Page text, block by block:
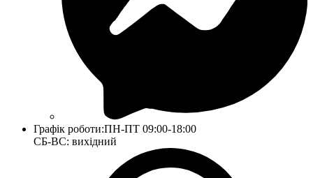
Графік роботи:ПН-ПТ 09:00-18:00
СБ-ВС: вихідний